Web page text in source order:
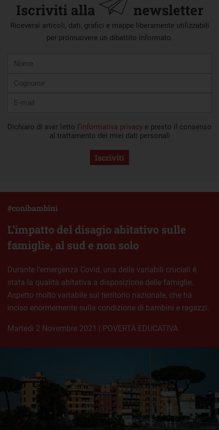
Iscriviti alla newsletter
Riceverai articoli, dati, grafici e mappe liberamente utilizzabili
per promuovere un dibattito informato.
mail
Dichiaro di aver letto l’informativa privacy e presto il consenso
al trattamento dei miei dati personali
Iscriviti
L’impatto del disagio abitativo sulle
famiglie, al sud e non solo
#conibambini
Durante l’emergenza Covid, una delle variabili cruciali è
stata la qualità abitativa a disposizione delle famiglie.
Aspetto molto variabile sul territorio nazionale, che ha
inciso enormemente sulla condizione di bambini e ragazzi.
martedì 2 Novembre 2021 | POVERTÀ EDUCATIVA